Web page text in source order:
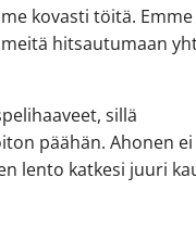
kovasti töitä. Emme
hitsautumaan
sillä
päähän. Ahonen ei
lento katkesi juuri